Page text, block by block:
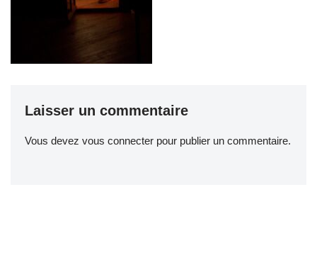
Laisser un commentaire
Vous devez vous connecter pour publier un commentaire.